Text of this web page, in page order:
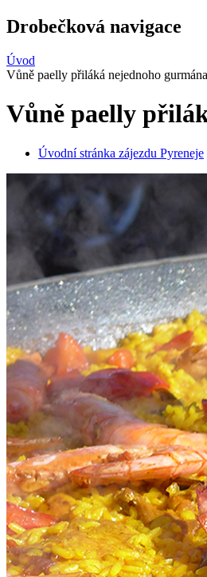
Drobečková navigace
Úvod
Vůně paelly přiláká nejednoho gurmána
Vůně paelly
Úvodní stránka zájezdu Pyreneje